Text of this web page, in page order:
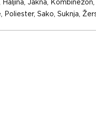
Haljina, Jakna, Kombinezon,
, Poliester, Sako, Suknja,